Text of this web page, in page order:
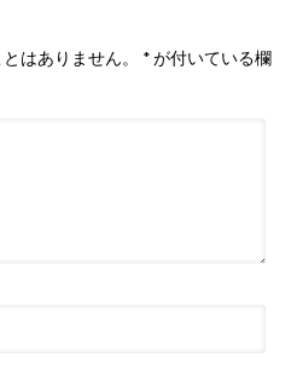
はありません。 *が付いている欄